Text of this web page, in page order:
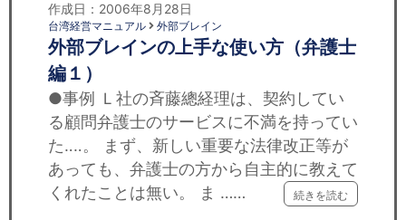
ＩＴ
飲食店情報
作成日：2006年8月28日
台湾経営マニュアル 外部ブレイン
外部ブレインの上手な使い方（弁護士
編１）
●事例 Ｌ社の斉藤總経理は、契約してい
る顧問弁護士のサービスに不満を持ってい
た‥‥。 まず、新しい重要な法律改正等が
あっても、弁護士の方から自主的に教えて
くれたことは無い。 ま ……
続きを読む